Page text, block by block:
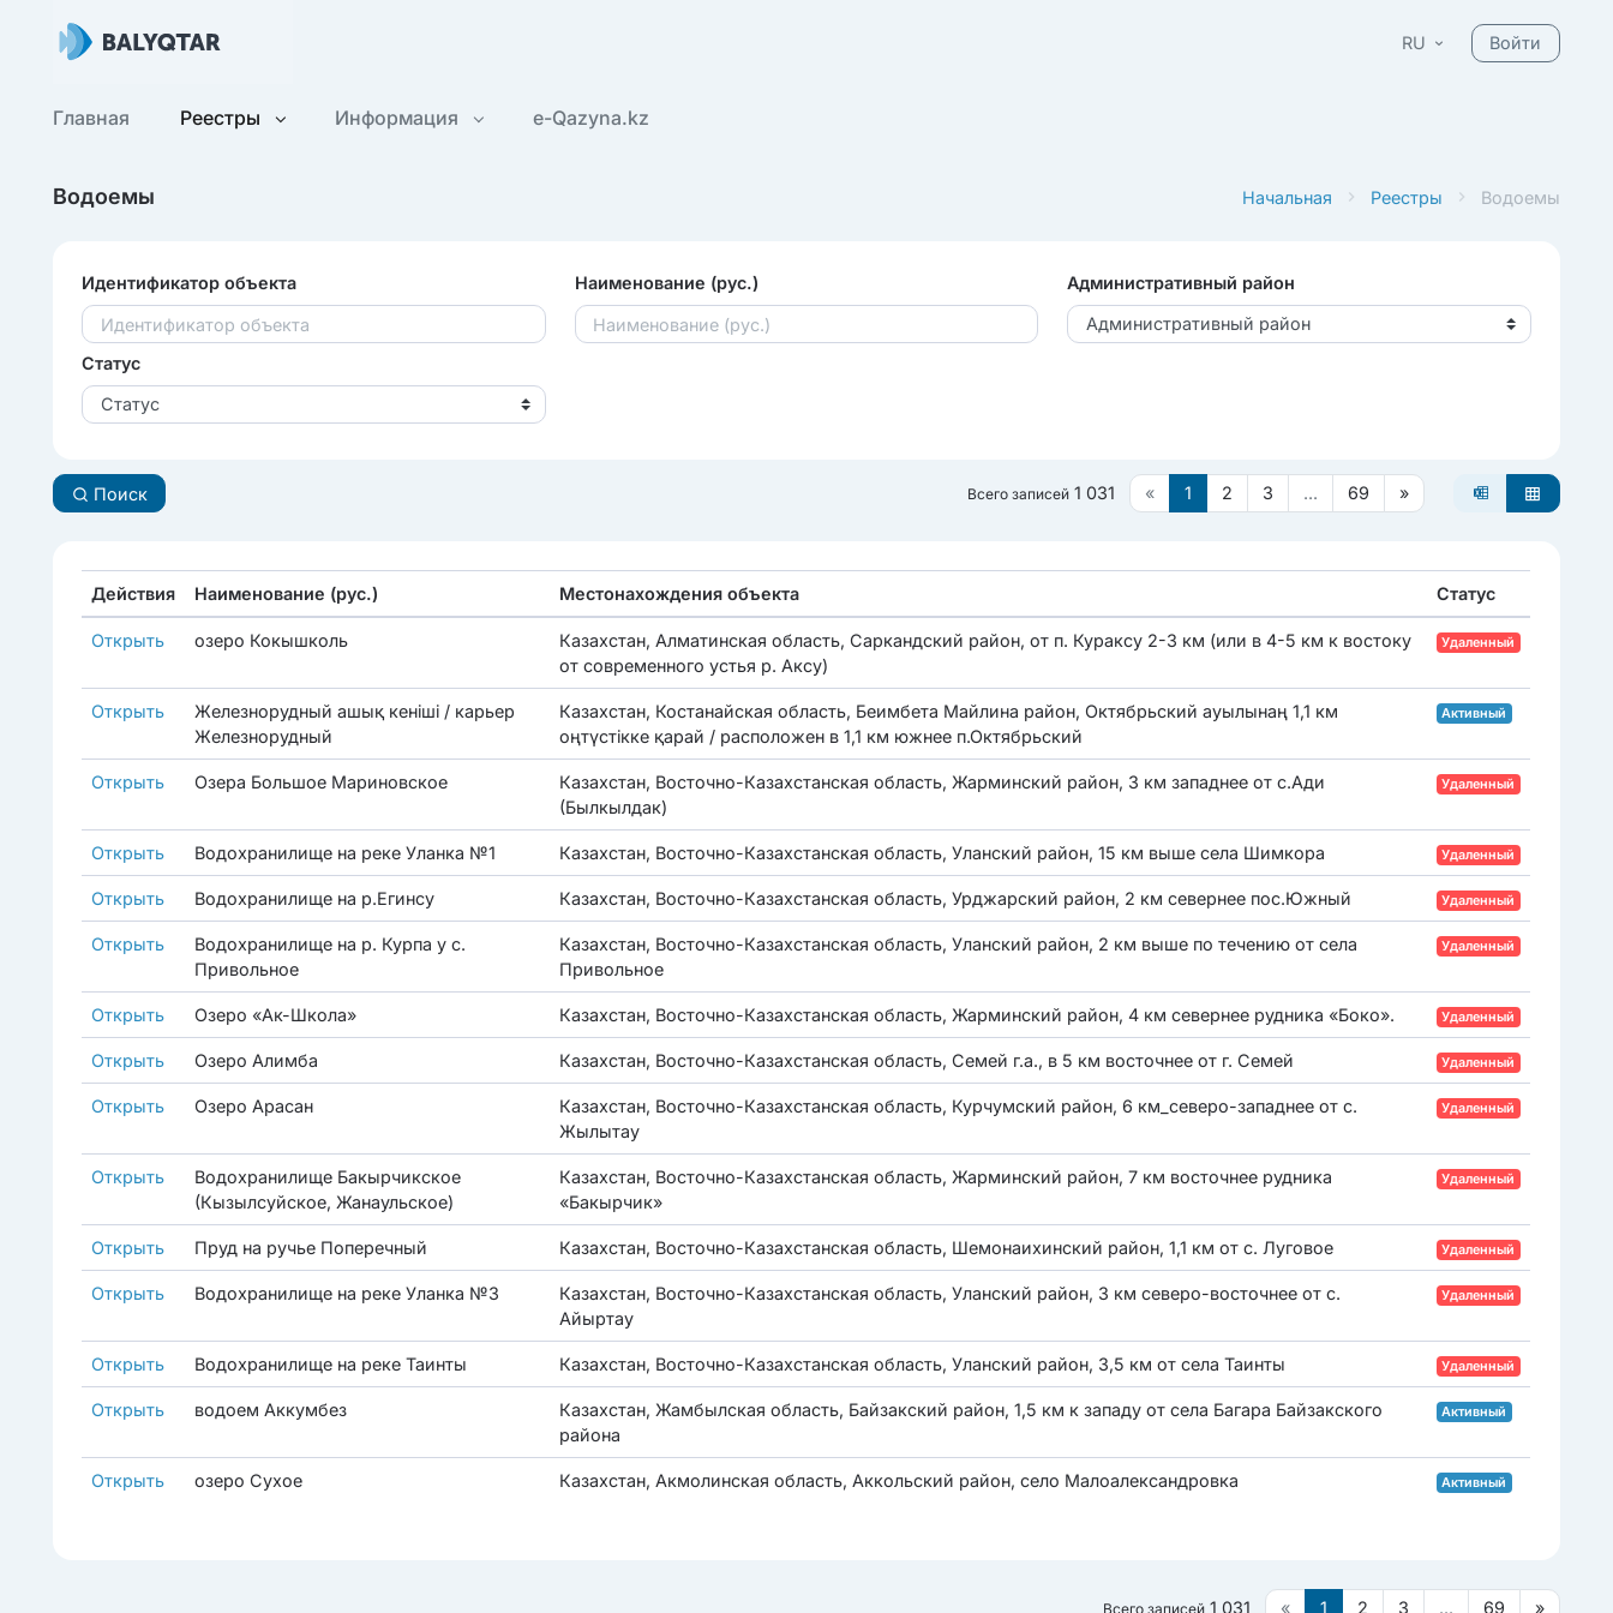
RU Войти
Главная Реестры Информация e-Qazyna.kz
Начальная Реестры Водоемы
Водоемы
Идентификатор объекта Наименование (рус.) Административный район
Административный район
Статус
Статус
Поиск Всего записей 1 031 « 1 2 3 ... 69 »
Действия Наименование (рус.) Местонахождения объекта Статус
Открыть озеро Кокышколь
Казахстан, Алматинская область, Саркандский район, от п. Кураксу 2-3 км (или в 4-5 км к востоку
от современного устья р. Аксу)
Удаленный
Открыть
Железнорудный ашық кеніші / карьер
Железнорудный
Казахстан, Костанайская область, Беимбета Майлина район, Октябрьский ауылынаң 1,1 км
оңтүстікке қарай / расположен в 1,1 км южнее п.Октябрьский
Активный
Открыть Озера Большое Мариновское
Казахстан, Восточно-Казахстанская область, Жарминский район, 3 км западнее от с.Ади
(Былкылдак)
Удаленный
Открыть Водохранилище на реке Уланка №1 Казахстан, Восточно-Казахстанская область, Уланский район, 15 км выше села Шимкора Удаленный
Открыть Водохранилище на р.Егинсу Казахстан, Восточно-Казахстанская область, Урджарский район, 2 км севернее пос.Южный Удаленный
Открыть
Водохранилище на р. Курпа у с.
Привольное
Казахстан, Восточно-Казахстанская область, Уланский район, 2 км выше по течению от села
Привольное
Удаленный
Открыть Озеро «Ак-Школа» Казахстан, Восточно-Казахстанская область, Жарминский район, 4 км севернее рудника «Боко». Удаленный
Открыть Озеро Алимба Казахстан, Восточно-Казахстанская область, Семей г.а., в 5 км восточнее от г. Семей Удаленный
Открыть Озеро Арасан
Казахстан, Восточно-Казахстанская область, Курчумский район, 6 км_северо-западнее от с.
Жылытау
Удаленный
Открыть
Водохранилище Бакырчикское
(Кызылсуйское, Жанаульское)
Казахстан, Восточно-Казахстанская область, Жарминский район, 7 км восточнее рудника
«Бакырчик»
Удаленный
Открыть Пруд на ручье Поперечный Казахстан, Восточно-Казахстанская область, Шемонаихинский район, 1,1 км от с. Луговое Удаленный
Открыть Водохранилище на реке Уланка №3
Казахстан, Восточно-Казахстанская область, Уланский район, 3 км северо-восточнее от с.
Айыртау
Удаленный
Открыть Водохранилище на реке Таинты Казахстан, Восточно-Казахстанская область, Уланский район, 3,5 км от села Таинты Удаленный
Открыть водоем Аккумбез
Казахстан, Жамбылская область, Байзакский район, 1,5 км к западу от села Багара Байзакского
района
Активный
Открыть озеро Сухое Казахстан, Акмолинская область, Аккольский район, село Малоалександровка Активный
Всего записей1 031 « 1 2 3 ... 69 »